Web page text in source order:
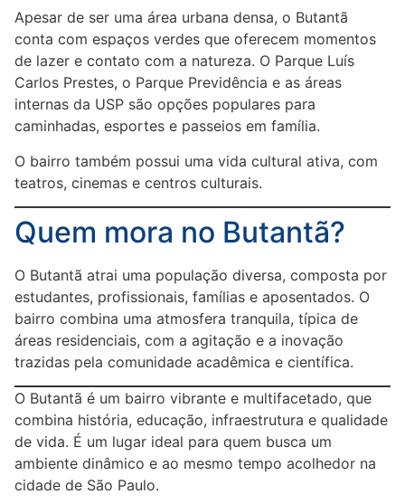
Apesar de ser uma área urbana densa, o Butantã
conta com espaços verdes que oferecem momentos
de lazer e contato com a natureza. O Parque Luís
Carlos Prestes, o Parque Previdência e as áreas
internas da USP são opções populares para
caminhadas, esportes e passeios em família.
O bairro também possui uma vida cultural ativa, com
teatros, cinemas e centros culturais.
Quem mora no Butantã?
O Butantã atrai uma população diversa, composta por
estudantes, profissionais, famílias e aposentados. O
bairro combina uma atmosfera tranquila, típica de
áreas residenciais, com a agitação e a inovação
trazidas pela comunidade acadêmica e científica.
O Butantã é um bairro vibrante e multifacetado, que
combina história, educação, infraestrutura e qualidade
de vida. É um lugar ideal para quem busca um
ambiente dinâmico e ao mesmo tempo acolhedor na
cidade de São Paulo.